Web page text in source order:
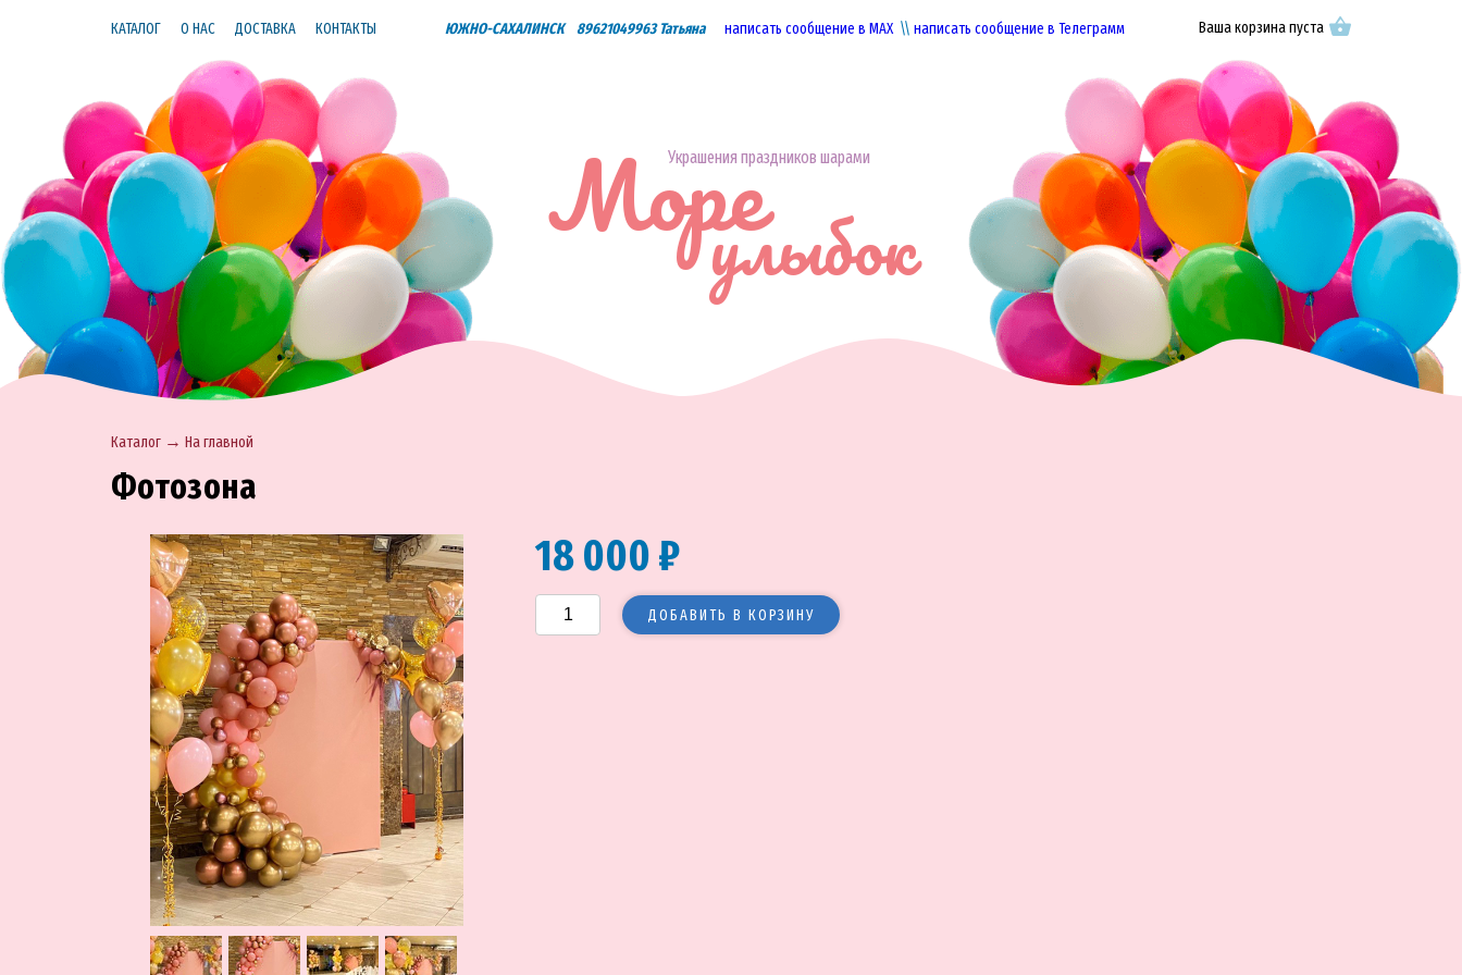
КАТАЛОГ О НАС ДОСТАВКА КОНТАКТЫ ЮЖНО-САХАЛИНСК 89621049963 Татьяна написать сообщение в МАХ\\ написать сообщение в Телеграмм Ваша корзина пуста
Украшения праздников шарами
Мореулыбок
Каталог → На главной
Фотозона
18 000 ₽
ДОБАВИТЬ В КОРЗИНУ